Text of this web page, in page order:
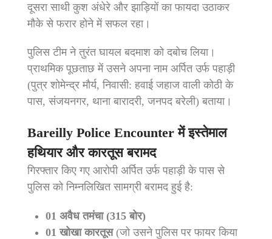
दूसरा साथी कुश अंधेरे और झाड़ियों का फायदा उठाकर
मौके से फरार होने में सफल रहा।
पुलिस टीम ने तुरंत घायल बदमाश को दबोच लिया।
प्राथमिक पूछताछ में उसने अपना नाम अर्पित उर्फ पहाड़ी
(पुत्र शोमेन्द्र मौर्य, निवासी: हवाई जहाज वाली कोठी के
पास, संजयनगर, थाना बारादरी, जनपद बरेली) बताया।
Bareilly Police Encounter में इस्तेमाल
हथियार और कारतूस बरामद
गिरफ्तार किए गए आरोपी अर्पित उर्फ पहाड़ी के पास से
पुलिस को निम्नलिखित सामग्री बरामद हुई है:
01 अवैध तमंचा (315 बोर)
01 खोखा कारतूस(जो उसने पुलिस पर फायर किया